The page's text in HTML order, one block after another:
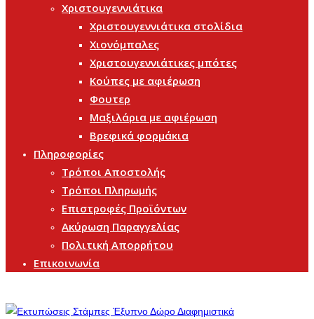
Χριστουγεννιάτικα
Χριστουγεννιάτικα στολίδια
Χιονόμπαλες
Χριστουγεννιάτικες μπότες
Κούπες με αφιέρωση
Φουτερ
Μαξιλάρια με αφιέρωση
Βρεφικά φορμάκια
Πληροφορίες
Τρόποι Αποστολής
Τρόποι Πληρωμής
Επιστροφές Προϊόντων
Ακύρωση Παραγγελίας
Πολιτική Απορρήτου
Επικοινωνία